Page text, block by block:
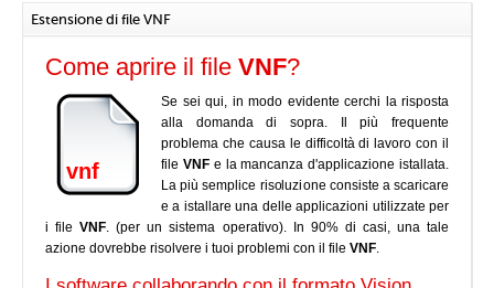
FILE DLL
CONVERSIONI DI FILE
SOFTWARE
Estensione di file VNF
Come aprire il file VNF?
vnf
Se sei qui, in modo evidente cerchi la risposta
alla domanda di sopra. Il più frequente
problema che causa le difficoltà di lavoro con il
file VNFe la mancanza d'applicazione istallata.
La più semplice risoluzione consiste a scaricare
e a istallare una delle applicazioni utilizzate per
i fileVNF. (per un sistema operativo). In 90% di casi, una tale
azione dovrebbe risolvere i tuoi problemi con il file VNF.